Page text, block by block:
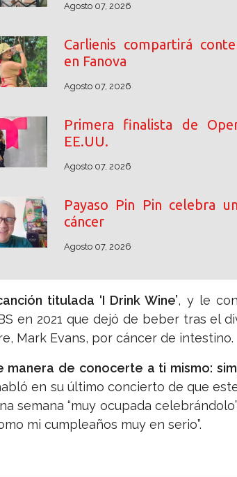
Agosto 07, 2026
Carlienis compartirá
en Fanova
Agosto 07, 2026
Primera finalista de
EE.UU.
Agosto 07, 2026
Payaso Pin Pin celebra
cáncer
Agosto 07, 2026
titulada ‘I Drink Wine’, y le
en 2021 que dejó de beber tras el
Mark Evans, por cáncer de intestino.
manera de conocerte a ti mismo:
en su último concierto de que
semana “muy ocupada
mi cumpleaños muy en serio”.